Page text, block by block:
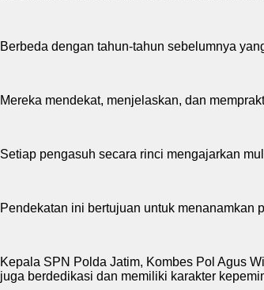
Berbeda dengan tahun-tahun sebelumnya
Mereka mendekat, menjelaskan, dan
Setiap pengasuh secara rinci mengajarkan
Pendekatan ini bertujuan untuk menanamkan
Kepala SPN Polda Jatim, Kombes Pol Agus
juga berdedikasi dan memiliki karakter